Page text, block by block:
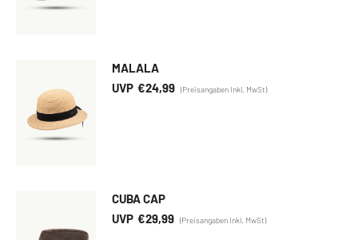
MALALA
€24,99
CUBA CAP
€29,99